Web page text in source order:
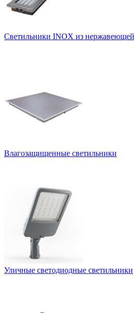
Светильники INOX из
Влагозащищенные светильники
Уличные светодиодные светильники